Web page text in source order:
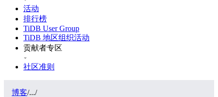
活动
排行榜
TiDB User Group
TiDB 地区组织活动
贡献者专区
社区准则
博客/.../